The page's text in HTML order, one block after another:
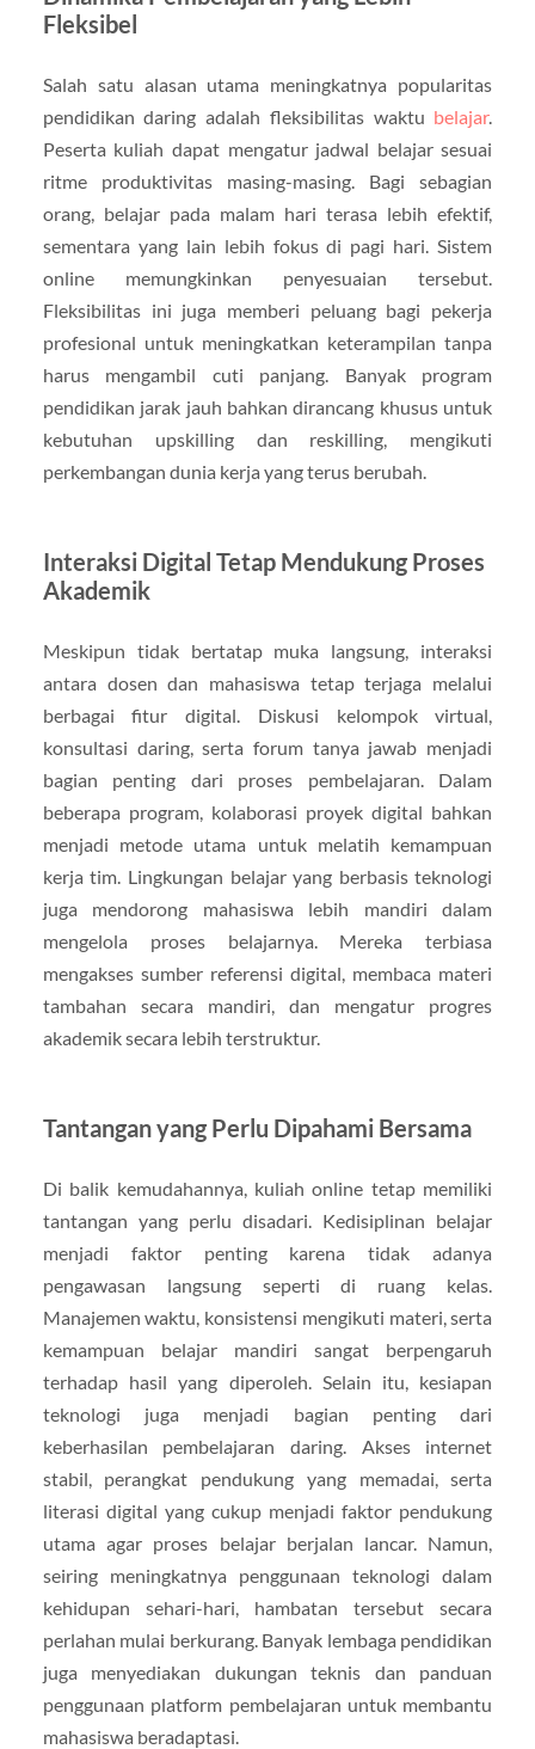
Fleksibel
Salah satu alasan utama meningkatnya popularitas
pendidikan daring adalah fleksibilitas waktu belajar.
Peserta kuliah dapat mengatur jadwal belajar sesuai
ritme produktivitas masing-masing. Bagi sebagian
orang, belajar pada malam hari terasa lebih efektif,
sementara yang lain lebih fokus di pagi hari. Sistem
online memungkinkan penyesuaian tersebut.
Fleksibilitas ini juga memberi peluang bagi pekerja
profesional untuk meningkatkan keterampilan tanpa
harus mengambil cuti panjang. Banyak program
pendidikan jarak jauh bahkan dirancang khusus untuk
kebutuhan upskilling dan reskilling, mengikuti
perkembangan dunia kerja yang terus berubah.
Interaksi Digital Tetap Mendukung Proses
Akademik
Meskipun tidak bertatap muka langsung, interaksi
antara dosen dan mahasiswa tetap terjaga melalui
berbagai fitur digital. Diskusi kelompok virtual,
konsultasi daring, serta forum tanya jawab menjadi
bagian penting dari proses pembelajaran. Dalam
beberapa program, kolaborasi proyek digital bahkan
menjadi metode utama untuk melatih kemampuan
kerja tim. Lingkungan belajar yang berbasis teknologi
juga mendorong mahasiswa lebih mandiri dalam
mengelola proses belajarnya. Mereka terbiasa
mengakses sumber referensi digital, membaca materi
tambahan secara mandiri, dan mengatur progres
akademik secara lebih terstruktur.
Tantangan yang Perlu Dipahami Bersama
Di balik kemudahannya, kuliah online tetap memiliki
tantangan yang perlu disadari. Kedisiplinan belajar
menjadi faktor penting karena tidak adanya
pengawasan langsung seperti di ruang kelas.
Manajemen waktu, konsistensi mengikuti materi, serta
kemampuan belajar mandiri sangat berpengaruh
terhadap hasil yang diperoleh. Selain itu, kesiapan
teknologi juga menjadi bagian penting dari
keberhasilan pembelajaran daring. Akses internet
stabil, perangkat pendukung yang memadai, serta
literasi digital yang cukup menjadi faktor pendukung
utama agar proses belajar berjalan lancar. Namun,
seiring meningkatnya penggunaan teknologi dalam
kehidupan sehari-hari, hambatan tersebut secara
perlahan mulai berkurang. Banyak lembaga pendidikan
juga menyediakan dukungan teknis dan panduan
penggunaan platform pembelajaran untuk membantu
mahasiswa beradaptasi.